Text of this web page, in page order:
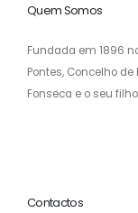
Quem Somos
Fundada em 1896
Pontes, Concelho
Fonseca e o seu
Contactos